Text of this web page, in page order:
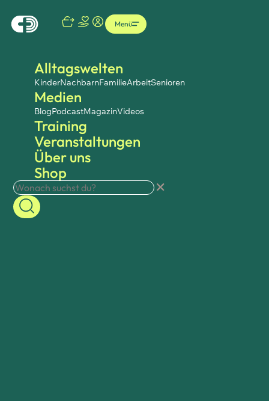
Alltagswelten
KinderNachbarnFamilieArbeitSenioren
Medien
BlogPodcastMagazinVideos
Training
Veranstaltungen
Über uns
Shop
Menü